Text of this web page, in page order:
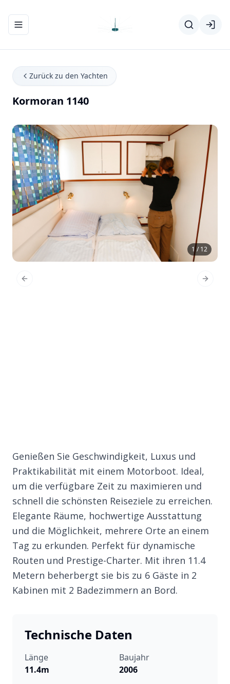
Navigationsmenü ein-/ausblenden
Zurück zu den Yachten
Kormoran 1140
1 / 12
Previous Slide Next
Genießen Sie Geschwindigkeit, Luxus und
Praktikabilität mit einem Motorboot. Ideal,
um die verfügbare Zeit zu maximieren und
schnell die schönsten Reiseziele zu erreichen.
Elegante Räume, hochwertige Ausstattung
und die Möglichkeit, mehrere Orte an einem
Tag zu erkunden. Perfekt für dynamische
Routen und Prestige-Charter. Mit ihren 11.4
Metern beherbergt sie bis zu 6 Gäste in 2
Kabinen mit 2 Badezimmern an Bord.
Technische Daten
Länge
11.4m
Baujahr
2006